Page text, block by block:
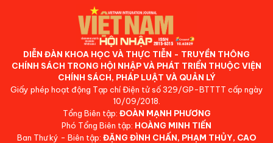
DIỄN ĐÀN KHOA HỌC VÀ THỰC TIỄN - TRUYỀN THÔNG
CHÍNH SÁCH TRONG HỘI NHẬP VÀ PHÁT TRIỂN THUỘC VIỆN
CHÍNH SÁCH, PHÁP LUẬT VÀ QUẢN LÝ
Giấy phép hoạt động Tạp chí Điện tử số 329/GP-BTTTT cấp ngày
10/09/2018.
Tổng Biên tập: ĐOÀN MẠNH PHƯƠNG
Phó Tổng Biên tập: HOÀNG MINH TIẾN
Ban Thư ký - Biên tập: ĐẶNG ĐÌNH CHẤN, PHẠM THỦY, CAO